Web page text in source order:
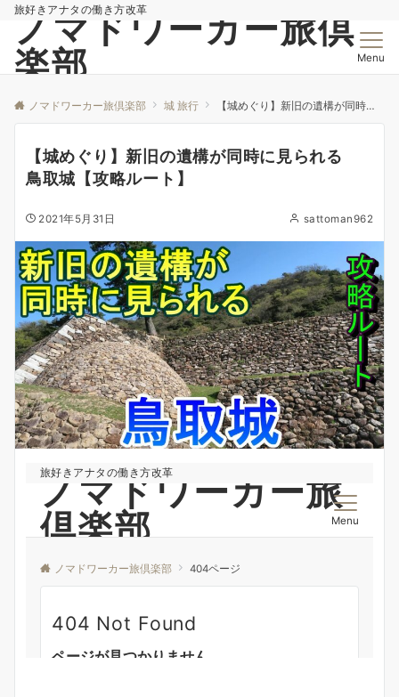
旅好きアナタの働き方改革
ノマドワーカー旅倶
楽部
Menu
ノマドワーカー旅倶楽部 城 旅行 【城めぐり】新旧の遺構が同時に見られる 鳥取城【攻略ルート】
【城めぐり】新旧の遺構が同時に見られる
鳥取城【攻略ルート】
2021年5月31日 sattoman962